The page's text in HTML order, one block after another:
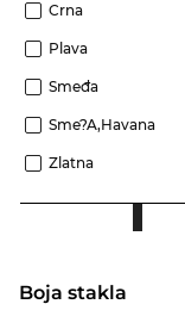
Crna
Plava
Smeđa
Sme?a,Havana
Zlatna
Boja stakla